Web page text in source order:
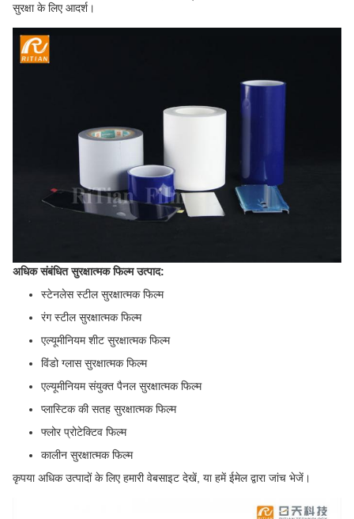
सुरक्षा के लिए आदर्श।
अधिक संबंधित सुरक्षात्मक फिल्म उत्पाद:
स्टेनलेस स्टील सुरक्षात्मक फिल्म
रंग स्टील सुरक्षात्मक फिल्म
एल्यूमीनियम शीट सुरक्षात्मक फिल्म
विंडो ग्लास सुरक्षात्मक फिल्म
एल्यूमीनियम संयुक्त पैनल सुरक्षात्मक फिल्म
प्लास्टिक की सतह सुरक्षात्मक फिल्म
फ्लोर प्रोटेक्टिव फिल्म
कालीन सुरक्षात्मक फिल्म
कृपया अधिक उत्पादों के लिए हमारी वेबसाइट देखें, या हमें ईमेल द्वारा जांच भेजें।